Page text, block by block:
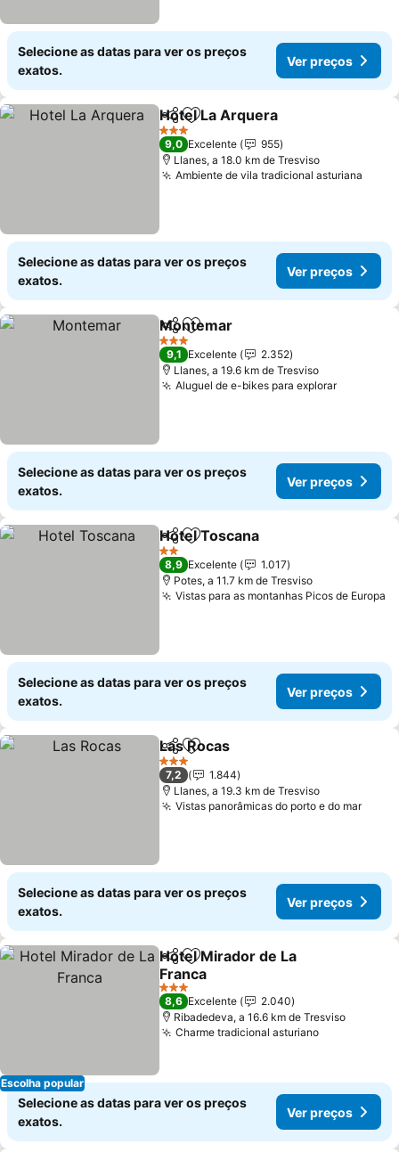
Selecione as datas para ver os preços
exatos.
Ver preços
PartilharAdicionar aos favoritos
Hotel La Arquera
3 Estrelas
9,0 Excelente
955
Llanes, a 18.0 km de Tresviso
Ambiente de vila tradicional asturiana
Selecione as datas para ver os preços
exatos.
Ver preços
PartilharAdicionar aos favoritos
Montemar
3 Estrelas
9,1 Excelente
2.352
Llanes, a 19.6 km de Tresviso
Aluguel de e-bikes para explorarVer
Selecione as datas para ver os preços
exatos.
Ver preços
PartilharAdicionar aos favoritos
Hotel Toscana
2 Estrelas
8,9 Excelente
1.017
Potes, a 11.7 km de Tresviso
Vistas para as montanhas Picos de Europa
Selecione as datas para ver os preços
exatos.
Ver preços
PartilharAdicionar aos favoritos
Las Rocas
3 Estrelas
7,2
1.844
Llanes, a 19.3 km de Tresviso
Vistas panorâmicas do porto e do marVer
Selecione as datas para ver os preços
exatos.
Ver preços
Escolha popular
PartilharAdicionar aos favoritos
Hotel Mirador de La
Franca
Ver preços
3 Estrelas
8,6 Excelente
2.040
Ribadedeva, a 16.6 km de Tresviso
Charme tradicional asturianoVer preços
Selecione as datas para ver os preços
exatos.
Ver preços